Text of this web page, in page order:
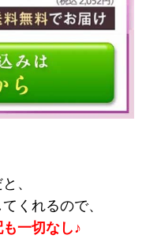
、
くれるので、
一切なし♪